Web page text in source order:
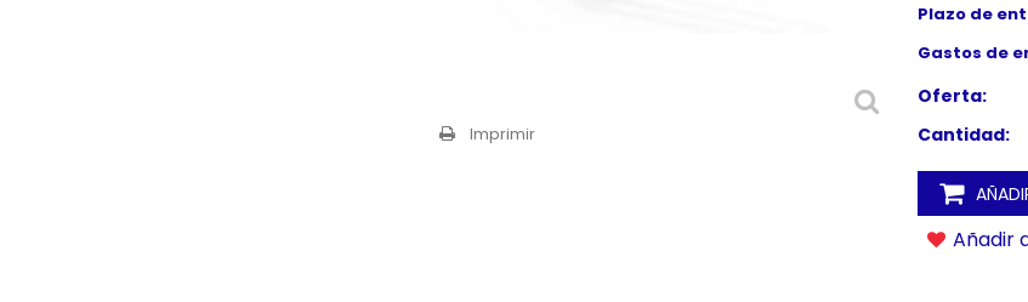
Imprimir
Plazo de
Gastos de
Oferta:
Cantidad:
Añadir